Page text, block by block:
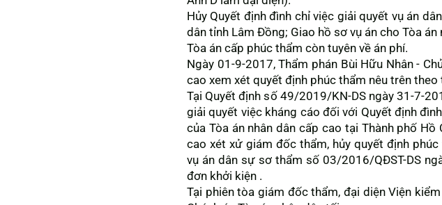
Hủy Quyết định đình chỉ việc giải quyết vụ án
dân tỉnh Lâm Đồng; Giao hồ sơ vụ án cho Tòa
Tòa án cấp phúc thẩm còn tuyên về án phí.
Ngày 01-9-2017, Thẩm phán Bùi Hữu Nhân -
cao xem xét quyết định phúc thẩm nêu trên
Tại Quyết định số 49/2019/KN-DS ngày 31-7-
giải quyết việc kháng cáo đối với Quyết định
của Tòa án nhân dân cấp cao tại Thành phố
cao xét xử giám đốc thẩm, hủy quyết định
vụ án dân sự sơ thẩm số 03/2016/QĐST-DS
đơn khởi kiện .
Tại phiên tòa giám đốc thẩm, đại diện Viện